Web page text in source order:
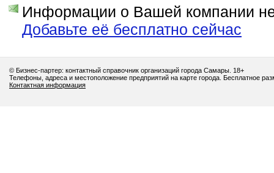
Информации о Вашей компании
Добавьте её бесплатно сейчас
© Бизнес-партер: контактный справочник организаций города Самары. 18+
Телефоны, адреса и местоположение предприятий на карте города. Бесплатное
Контактная информация